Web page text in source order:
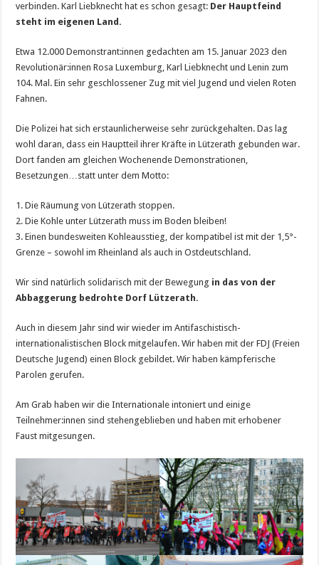
verbinden. Karl Liebknecht hat es schon gesagt: Der Hauptfeind
steht im eigenen Land.
Etwa 12.000 Demonstrant:innen gedachten am 15. Januar 2023 den
Revolutionär:innen Rosa Luxemburg, Karl Liebknecht und Lenin zum
104. Mal. Ein sehr geschlossener Zug mit viel Jugend und vielen Roten
Fahnen.
Die Polizei hat sich erstaunlicherweise sehr zurückgehalten. Das lag
wohl daran, dass ein Hauptteil ihrer Kräfte in Lützerath gebunden war.
Dort fanden am gleichen Wochenende Demonstrationen,
Besetzungen…statt unter dem Motto:
1. Die Räumung von Lützerath stoppen.
2. Die Kohle unter Lützerath muss im Boden bleiben!
3. Einen bundesweiten Kohleausstieg, der kompatibel ist mit der 1,5°-
Grenze – sowohl im Rheinland als auch in Ostdeutschland.
Wir sind natürlich solidarisch mit der Bewegung in das von der
Abbaggerung bedrohte Dorf Lützerath.
Auch in diesem Jahr sind wir wieder im Antifaschistisch-
internationalistischen Block mitgelaufen. Wir haben mit der FDJ (Freien
Deutsche Jugend) einen Block gebildet. Wir haben kämpferische
Parolen gerufen.
Am Grab haben wir die Internationale intoniert und einige
Teilnehmer:innen sind stehengeblieben und haben mit erhobener
Faust mitgesungen.